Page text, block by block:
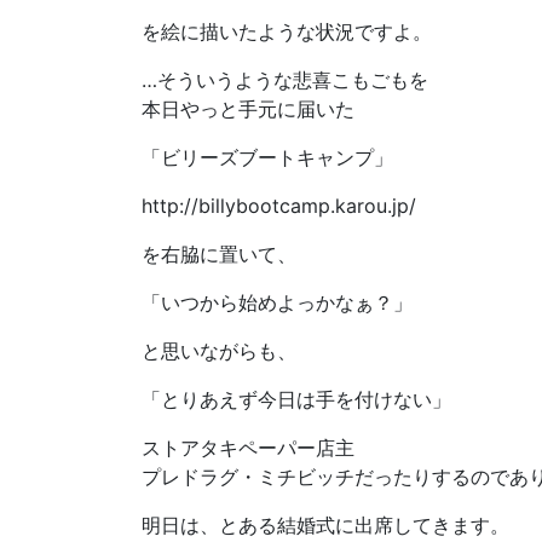
を絵に描いたような状況ですよ。
…そういうような悲喜こもごもを
本日やっと手元に届いた
「ビリーズブートキャンプ」
http://billybootcamp.karou.jp/
を右脇に置いて、
「いつから始めよっかなぁ？」
と思いながらも、
「とりあえず今日は手を付けない」
ストアタキペーパー店主
プレドラグ・ミチビッチだったりするのであ
明日は、とある結婚式に出席してきます。